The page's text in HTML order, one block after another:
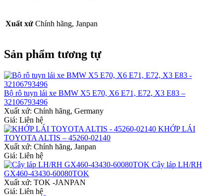
Xuất xứ Chính hãng, Janpan
Sản phẩm tương tự
Bộ rô tuyn lái xe BMW X5 E70, X6 E71, E72, X3 E83 –
32106793496
Xuất xứ: Chính hãng, Germany
Giá: Liên hệ
KHỚP LÁI
TOYOTA ALTIS – 45260-02140
Xuất xứ: Chính hãng, Janpan
Giá: Liên hệ
Cây láp LH/RH
GX460-43430-60080TOK
Xuất xứ: TOK -JANPAN
Giá: Liên hệ